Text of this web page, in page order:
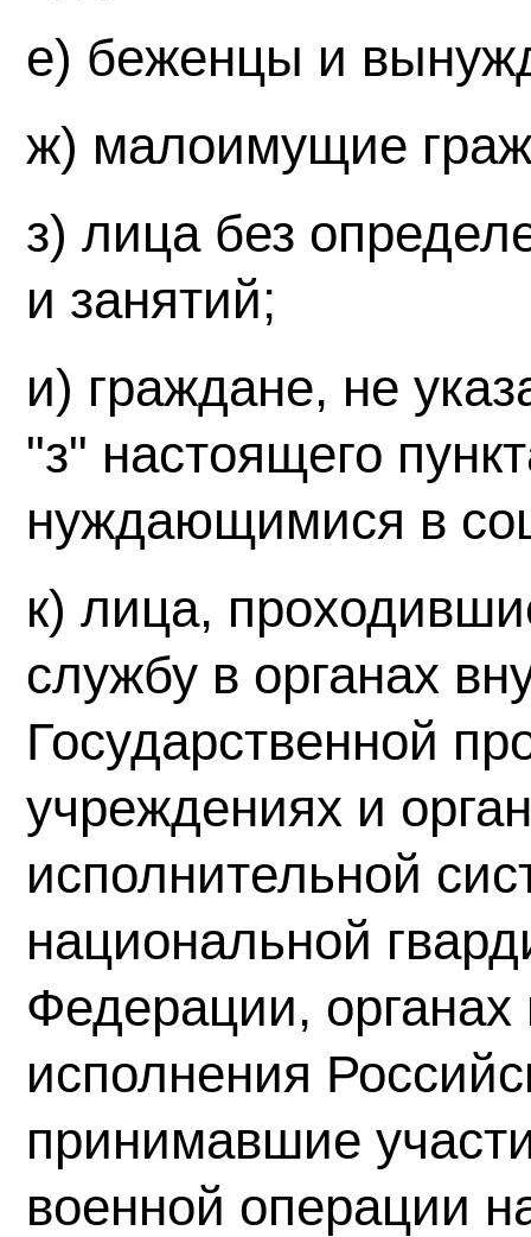
е) беженцы и
ж) малоимущие
з) лица без
и занятий;
и) граждане, не
"з" настоящего
нуждающимися в
к) лица,
службу в органах
Государственной
учреждениях и
исполнительной
национальной
Федерации, органах
исполнения
принимавшие
военной операции